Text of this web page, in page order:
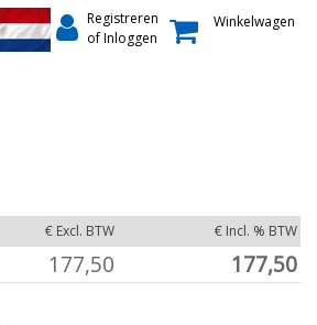
Registreren
of Inloggen
Winkelwagen
€ Excl. BTW € Incl. % BTW
177,50 177,50